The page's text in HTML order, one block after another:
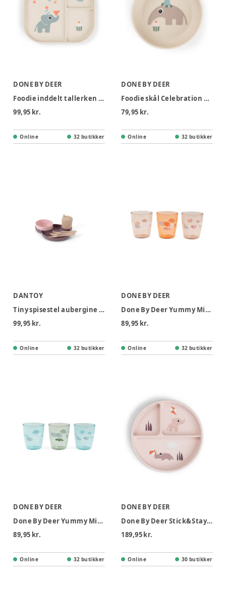
DONE BY DEER
Foodie inddelt tallerken Celebration Sand
99,95 kr.
Online 32 butikker
DONE BY DEER
Foodie skål Celebration Sand
79,95 kr.
Online 32 butikker
DANTOY
Tiny spisestel aubergine i folie
99,95 kr.
Online 32 butikker
DONE BY DEER
Done By Deer Yummy Mini Glas 3 stk - Happy Clouds Papaya
89,95 kr.
Online 32 butikker
DONE BY DEER
Done By Deer Yummy Mini Glas 3 stk - Happy Clouds Grøn
89,95 kr.
Online 32 butikker
DONE BY DEER
Done By Deer Stick&Stay Inddelt Tallerken - Playground Pudder
189,95 kr.
Online 30 butikker